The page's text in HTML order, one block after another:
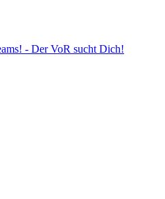
- Der VoR sucht Dich!